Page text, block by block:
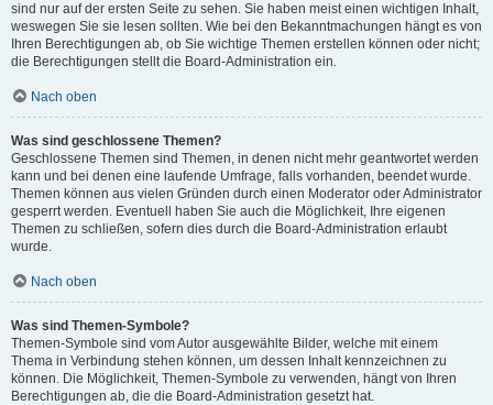
sind nur auf der ersten Seite zu sehen. Sie haben meist einen wichtigen Inhalt,
weswegen Sie sie lesen sollten. Wie bei den Bekanntmachungen hängt es von
Ihren Berechtigungen ab, ob Sie wichtige Themen erstellen können oder nicht;
die Berechtigungen stellt die Board-Administration ein.
Nach oben
Was sind geschlossene Themen?
Geschlossene Themen sind Themen, in denen nicht mehr geantwortet werden
kann und bei denen eine laufende Umfrage, falls vorhanden, beendet wurde.
Themen können aus vielen Gründen durch einen Moderator oder Administrator
gesperrt werden. Eventuell haben Sie auch die Möglichkeit, Ihre eigenen
Themen zu schließen, sofern dies durch die Board-Administration erlaubt
wurde.
Nach oben
Was sind Themen-Symbole?
Themen-Symbole sind vom Autor ausgewählte Bilder, welche mit einem
Thema in Verbindung stehen können, um dessen Inhalt kennzeichnen zu
können. Die Möglichkeit, Themen-Symbole zu verwenden, hängt von Ihren
Berechtigungen ab, die die Board-Administration gesetzt hat.